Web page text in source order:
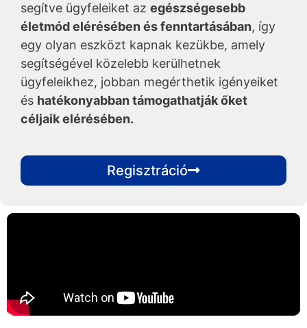
segítve ügyfeleiket az egészségesebb
életmód elérésében és fenntartásában, így
egy olyan eszközt kapnak kezükbe, amely
segítségével közelebb kerülhetnek
ügyfeleikhez, jobban megérthetik igényeiket
és hatékonyabban támogathatják őket
céljaik elérésében.
Regisztráció